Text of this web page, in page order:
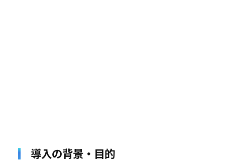
導入の背景・目的